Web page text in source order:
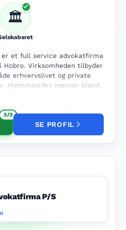
🏛️
et full service advokatfirma
Hobro. Virksomheden tilbyder
erhvervslivet og private
Hjemmesiden nævner blandt
ansættelsesret, fast
Firmaet har også særskilte
skilsmisse,
3/3
SE PROFIL
P/S